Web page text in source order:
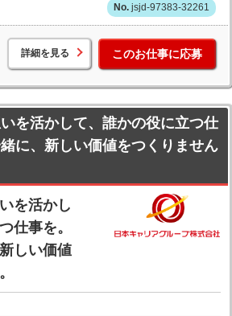
jsjd-97383-32261
詳細を見る このお仕事に応募
を活かして、誰かの役に立つ仕
に、新しい価値をつくりません
を活かし
仕事を。
しい価値